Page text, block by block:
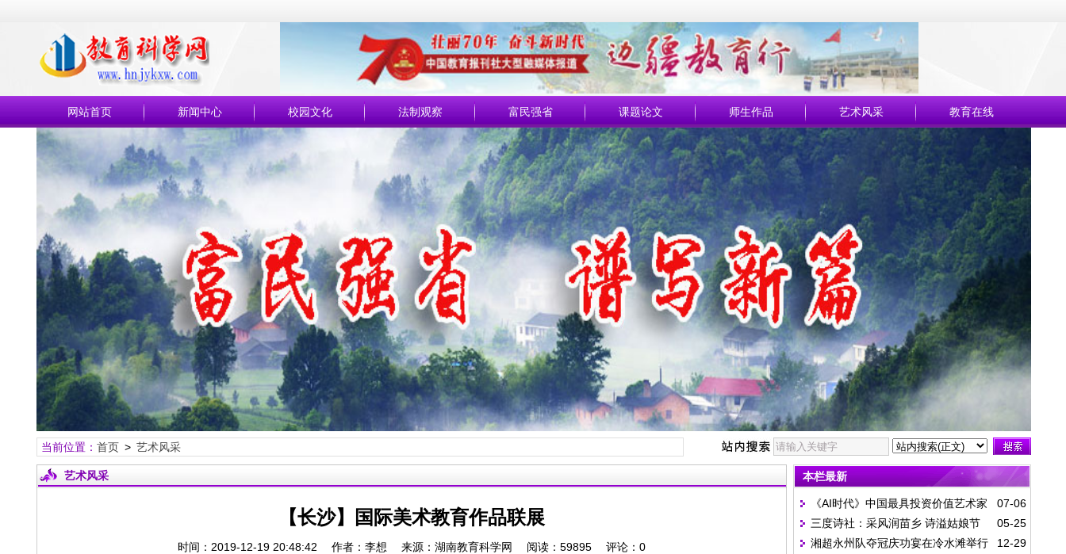
网站首页 新闻中心 校园文化 法制观察 富民强省 课题论文 师生作品 艺术风采 教育在线
当前位置： 首页> 艺术风采
艺术风采
【长沙】国际美术教育作品联展
时间：2019-12-19 20:48:42 作者：李想 来源：湖南教育科学网 阅读： 59895评论： 0
本栏最新
07-06
《AI时代》中国最具投资价值艺术家
李羊民
05-25
三度诗社：采风润苗乡 诗溢姑娘节
12-29
湘超永州队夺冠庆功宴在冷水滩举行